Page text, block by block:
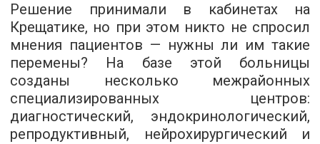
Решение принимали в кабинетах на
Крещатике, но при этом никто не спросил
мнения пациентов — нужны ли им такие
перемены? На базе этой больницы
созданы несколько межрайонных
специализированных центров:
диагностический, эндокринологический,
репродуктивный, нейрохирургический и